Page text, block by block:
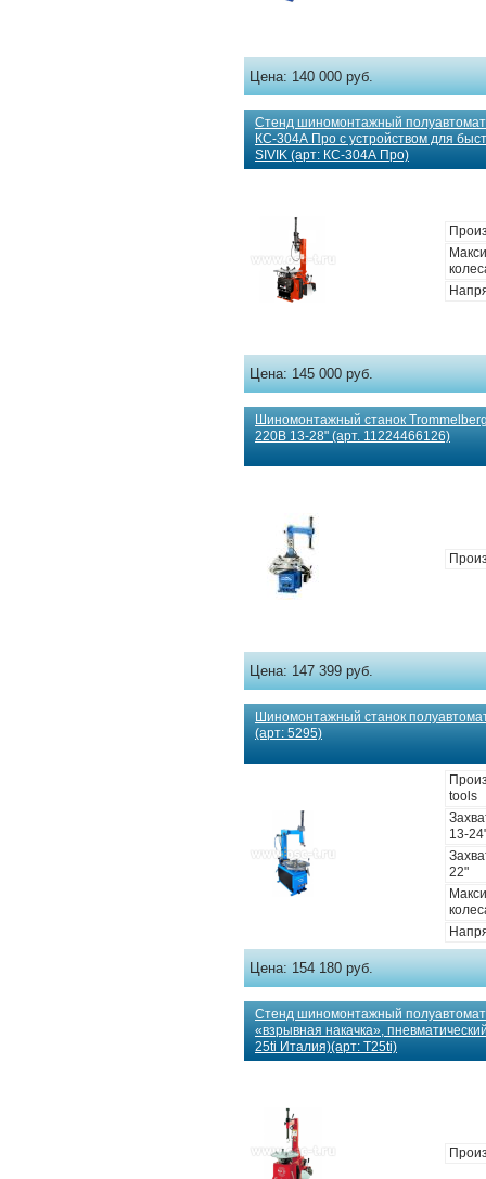
Цена:140 000 руб.
Стенд шиномонтажный
КС-304А Про с устройством для
SIVIK (арт: КС-304А Про)
Цена:145 000 руб.
Шиномонтажный станок
220В 13-28" (арт. 11224466126)
Цена:147 399 руб.
Шиномонтажный станок
(арт: 5295)
tools
13-
22"
Цена:154 180 руб.
Стенд шиномонтажный полуавтомат
«взрывная накачка»,
25ti Италия)(арт: T25ti)